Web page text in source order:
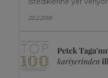
20.2.2018